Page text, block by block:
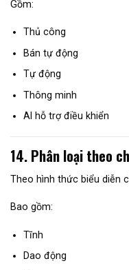
Gồm:
Thủ công
Bán tự động
Tự động
Thông minh
AI hỗ trợ điều khiển
14. Phân loại theo
Theo hình thức biểu diễn
Bao gồm:
Tĩnh
Dao động